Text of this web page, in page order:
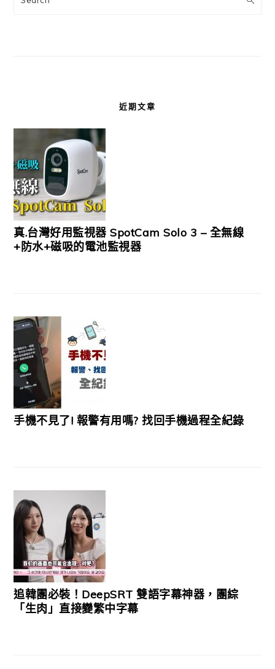
近期文章
真.台灣好用監視器 SpotCam Solo 3 – 全無線
+防水+磁吸的電池監視器
手機不見了! 報警有用嗎? 找回手機過程全紀錄
追韓團必裝！DeepSRT 雙語字幕神器，團綜
「生肉」直接變繁中字幕